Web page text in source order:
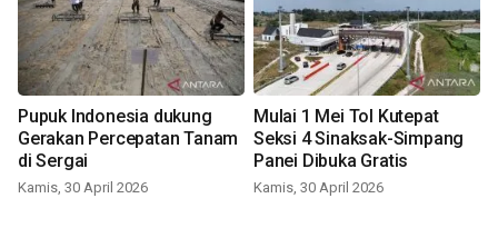
Pupuk Indonesia dukung
Gerakan Percepatan Tanam
di Sergai
Kamis, 30 April 2026
Mulai 1 Mei Tol Kutepat
Seksi 4 Sinaksak-Simpang
Panei Dibuka Gratis
Kamis, 30 April 2026